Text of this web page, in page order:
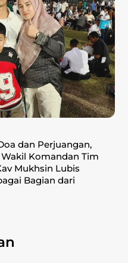
dan Perjuangan,
Komandan Tim
Mukhsin Lubis
Bagian dari